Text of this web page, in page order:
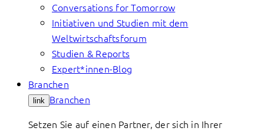
Conversations for Tomorrow
Initiativen und Studien mit dem
Weltwirtschaftsforum
Studien & Reports
Expert*innen-Blog
Branchen
link Branchen
Setzen Sie auf einen Partner, der sich in Ihrer